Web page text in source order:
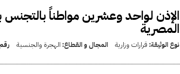
الإذن لواحد وعشرين مواطناً
المصرية
نوع الوثيقة: قرارات وزارية المجال و القطاع: الهجرة والجنسية